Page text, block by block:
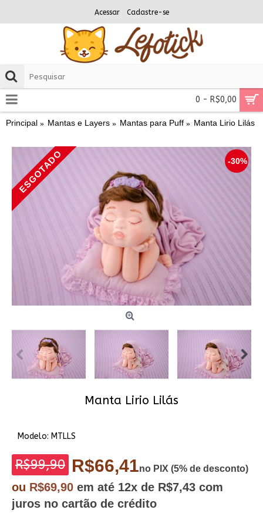
Acessar Cadastre-se
0 - R$0,00
Principal Mantas e Layers Mantas para Puff Manta Lirio Lilás
-30%
ESGOTADO
Manta Lirio Lilás
Modelo: MTLLS
R$99,90 R$66,41no PIX (5% de desconto)
ou R$69,90 em até 12x de R$7,43 com
juros no cartão de crédito